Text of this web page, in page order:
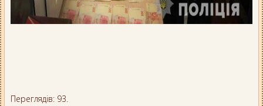
Переглядів: 93.